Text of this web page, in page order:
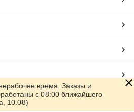
Satu.kz
время. Заказы и
с 08:00 ближайшего
10.08)